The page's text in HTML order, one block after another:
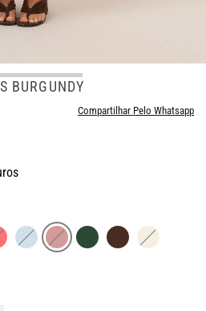
BURGUNDY
Compartilhar Pelo Whatsapp